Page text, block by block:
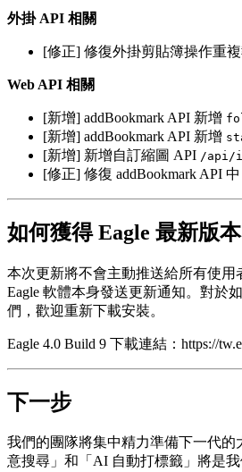
外掛 API 相關
[修正] 修復外掛剪貼簿操作重複
Web API 相關
[新增] addBookmark API 新增
[新增] addBookmark API 新增
[新增] 新增自訂縮圖 API /api/
[修正] 修復 addBookmark API 中
如何獲得 Eagle 最新版本
本次更新將不會主動推送給所有使用
Eagle 軟體本身發送更新通知。對於
們，歡迎重新下載安裝。
Eagle 4.0 Build 9 下載連結：https://
下一步
我們的團隊將集中精力準備下一代
意搜尋」和「AI 自動打標籤」將是